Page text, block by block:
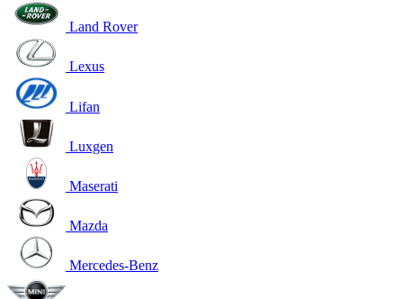
Land Rover
Lexus
Lifan
Luxgen
Maserati
Mazda
Mercedes-Benz